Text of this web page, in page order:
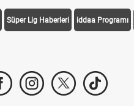
Süper Lig Haberleri iddaa Programı